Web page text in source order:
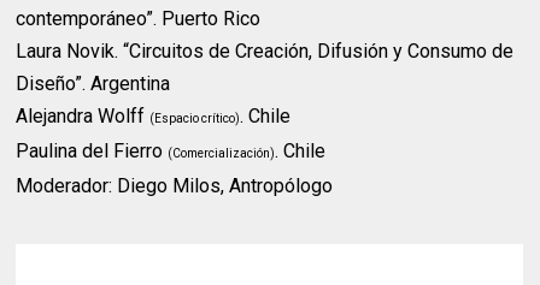
contemporáneo”. Puerto Rico
Laura Novik. “Circuitos de Creación, Difusión y Consumo de
Diseño”. Argentina
Alejandra Wolff (Espacio crítico). Chile
Paulina del Fierro (Comercialización). Chile
Moderador: Diego Milos, Antropólogo